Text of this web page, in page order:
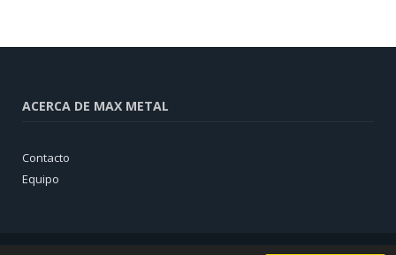
ACERCA DE MAX METAL
Contacto
Equipo